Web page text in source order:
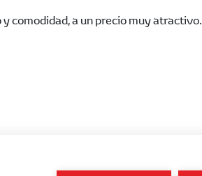
comodidad, a un precio muy atractivo.